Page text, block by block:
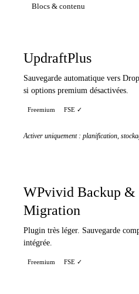
Blocs & contenu
UpdraftPlus
Sauvegarde automatique vers
si options premium désactivées.
Freemium FSE ✓
Activer uniquement : planification,
WPvivid Backup &
Migration
Plugin très léger. Sauvegarde
intégrée.
Freemium FSE ✓